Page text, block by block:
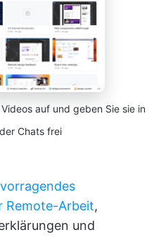
auf und geben Sie sie in
Chats frei
Remote-Arbeit,
und